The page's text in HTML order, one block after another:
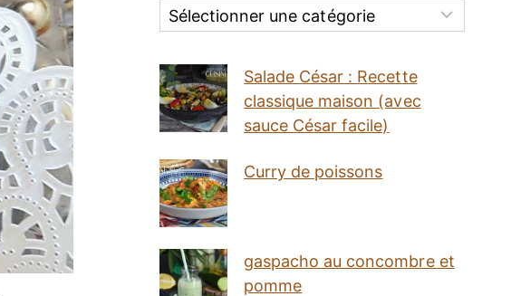
Categories
Salade César : Recette
classique maison (avec
sauce César facile)
Curry de poissons
gaspacho au concombre et
pomme